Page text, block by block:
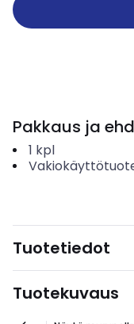
Pakkaus ja
1 kpl
Tuotetiedot
Tuotekuvaus